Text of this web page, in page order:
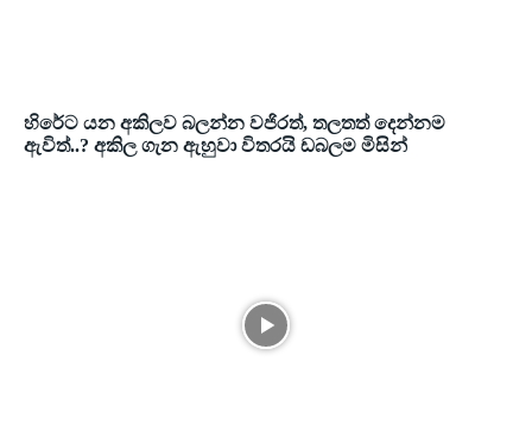
හිරේට යන අකිලව බලන්න වජිරත්, තලතත් දෙන්නම
ඇවිත්..? අකිල ගැන ඇහුවා විතරයි ඩබලම මිසින්